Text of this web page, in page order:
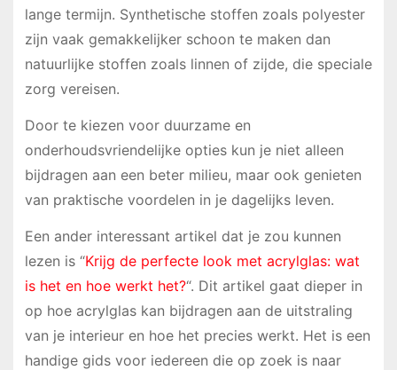
lange termijn. Synthetische stoffen zoals polyester
zijn vaak gemakkelijker schoon te maken dan
natuurlijke stoffen zoals linnen of zijde, die speciale
zorg vereisen.
Door te kiezen voor duurzame en
onderhoudsvriendelijke opties kun je niet alleen
bijdragen aan een beter milieu, maar ook genieten
van praktische voordelen in je dagelijks leven.
Een ander interessant artikel dat je zou kunnen
lezen is “Krijg de perfecte look met acrylglas: wat
is het en hoe werkt het?“. Dit artikel gaat dieper in
op hoe acrylglas kan bijdragen aan de uitstraling
van je interieur en hoe het precies werkt. Het is een
handige gids voor iedereen die op zoek is naar